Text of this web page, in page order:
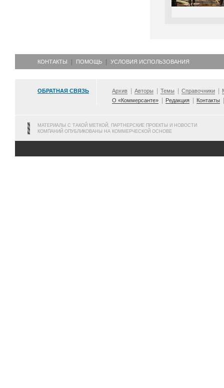
КОНТАКТЫ ПОМОЩЬ УСЛОВИЯ ИСПОЛЬЗОВАНИЯ
ОБРАТНАЯ СВЯЗЬ Архив Авторы Темы Справочники
О «Коммерсанте»
Редакция Контакты
МАТЕРИАЛЫ С ТАКОЙ МЕТКОЙ, ПАРТНЕРСКИЕ ПРОЕКТЫ И НОВОСТИ
КОМПАНИЙ ОПУБЛИКОВАНЫ НА КОММЕРЧЕСКОЙ ОСНОВЕ